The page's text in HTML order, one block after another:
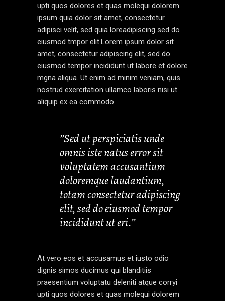
upti quos dolores et quas molequi dolorem
ipsum quia dolor sit amet, consectetur
adipisci velit, sed quia loreadipiscing sed do
eiusmod tmpor elit.Lorem ipsum dolor sit
amet, consectetur adipiscing elit, sed do
eiusmod tempor incididunt ut labore et dolore
mgna aliqua. Ut enim ad minim veniam, quis
nostrud exercitation ullamco laboris nisi ut
aliquip ex ea commodo.
’’Sed ut perspiciatis unde
omnis iste natus error sit
voluptatem accusantium
doloremque laudantium,
totam consectetur adipiscing
elit, sed do eiusmod tempor
incididunt ut eri.’’
At vero eos et accusamus et iusto odio
dignis simos ducimus qui blanditiis
praesentium voluptatu deleniti atque corryi
upti quos dolores et quas molequi dolorem